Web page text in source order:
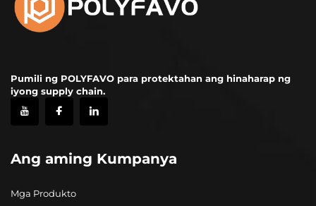
Pumili ng POLYFAVO para protektahan ang hinaharap ng
iyong supply chain.
Ang aming Kumpanya
Mga Produkto